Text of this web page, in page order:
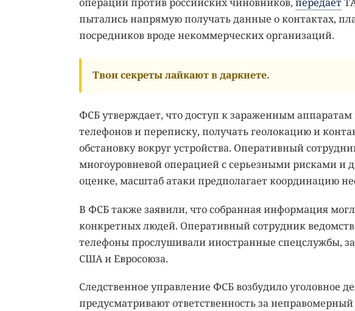
пытались напрямую получать данные о контактах,
посредников вроде некоммерческих организаций.
Твои секреты лайкают в даркнете.
ФСБ утверждает, что доступ к зараженным аппаратам
телефонов и переписку, получать геолокацию и
обстановку вокруг устройства. Оперативный
многоуровневой операцией с серьезными рисками и
оценке, масштаб атаки предполагает координацию
В ФСБ также заявили, что собранная информация
конкретных людей. Оперативный сотрудник
телефоны прослушивали иностранные спецслужбы,
США и Евросоюза.
Следственное управление ФСБ возбудило уголовное
предусматривают ответственность за